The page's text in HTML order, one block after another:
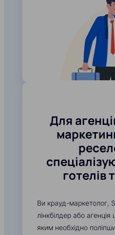
Для
готелів
Ви крауд-маркетолог,
лінкбілдер або
яким необхідно